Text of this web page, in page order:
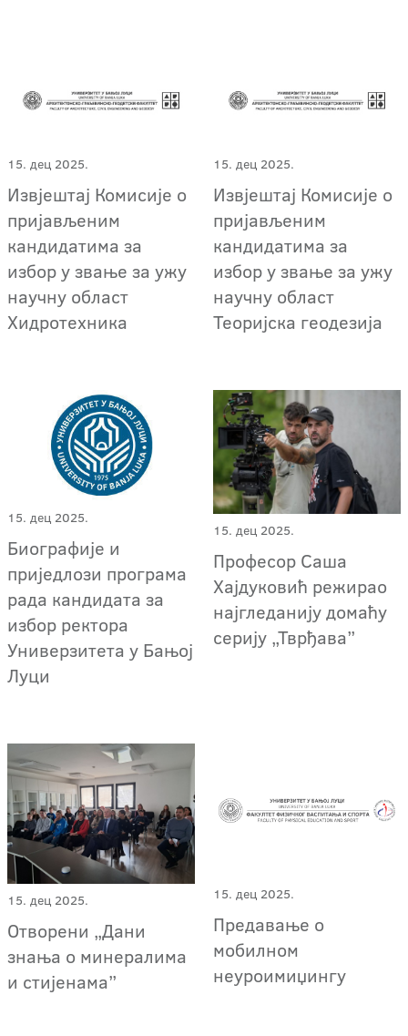
15. дец 2025.
Извјештај Комисије о
пријављеним
кандидатима за
избор у звање за ужу
научну област
Хидротехника
15. дец 2025.
Извјештај Комисије о
пријављеним
кандидатима за
избор у звање за ужу
научну област
Теоријска геодезија
15. дец 2025.
Биографије и
приједлози програма
рада кандидата за
избор ректора
Универзитета у Бањој
Луци
15. дец 2025.
Професор Саша
Хајдуковић режирао
најгледанију домаћу
серију „Тврђава”
15. дец 2025.
Отворени „Дани
знања о минералима
и стијенама”
15. дец 2025.
Предавање о
мобилном
неуроимиџингу